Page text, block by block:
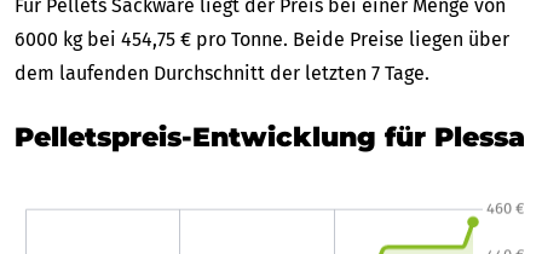
Für Pellets Sackware liegt der Preis bei einer Menge von
6000 kg bei 454,75 € pro Tonne. Beide Preise liegen über
dem laufenden Durchschnitt der letzten 7 Tage.
Pelletspreis-Entwicklung für Plessa